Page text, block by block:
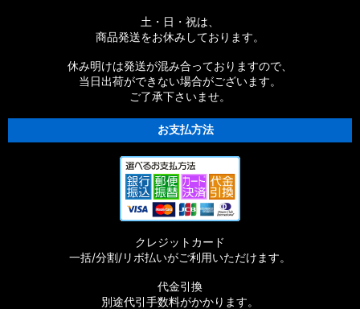
土・日・祝は、
商品発送をお休みしております。
休み明けは発送が混み合っておりますので、
当日出荷ができない場合がございます。
ご了承下さいませ。
お支払方法
クレジットカード
一括/分割/リボ払いがご利用いただけます。
代金引換
別途代引手数料がかかります。